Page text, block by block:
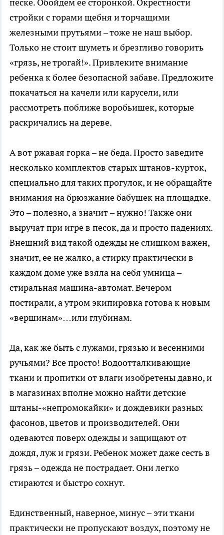
песке. Обойдем ее сторонкой. Окрестности
стройки с горами щебня и торчащими
железными прутьями – тоже не наш выбор.
Только не стоит шуметь и брезгливо говорить
«грязь, не трогай!». Привлеките внимание
ребенка к более безопасной забаве. Предложите
покачаться на качели или карусели, или
рассмотреть поближе воробьишек, которые
раскричались на дереве.
А вот ржавая горка – не беда. Просто заведите
несколько комплектов старых штанов-курток,
специально для таких прогулок, и не обращайте
внимания на брюзжание бабушек на площадке.
Это – полезно, а значит – нужно! Также они
выручат при игре в песок, да и просто падениях.
Внешний вид такой одежды не слишком важен,
значит, ее не жалко, а стирку практически в
каждом доме уже взяла на себя умница –
стиральная машина-автомат. Вечером
постирали, а утром экипировка готова к новым
«вершинам»…или глубинам.
Да, как же быть с лужами, грязью и весенними
ручьями? Все просто! Водоотталкивающие
ткани и пропитки от влаги изобретены давно, и
в магазинах вполне можно найти детские
штаны-«непромокайки» и дождевики разных
фасонов, цветов и производителей. Они
одеваются поверх одежды и защищают от
дождя, луж и грязи. Ребенок может даже сесть в
грязь – одежда не пострадает. Они легко
стираются и быстро сохнут.
Единственный, наверное, минус – эти ткани
практически не пропускают воздух, поэтому не